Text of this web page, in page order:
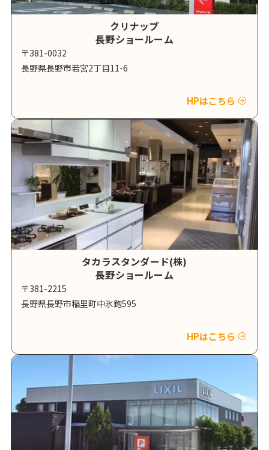
クリナップ
長野ショールーム
〒381-0032
長野県長野市若宮2丁目11-6
HPはこちら
タカラスタンダード(株)
長野ショールーム
〒381-2215
長野県長野市稲里町中氷鉋595
HPはこちら